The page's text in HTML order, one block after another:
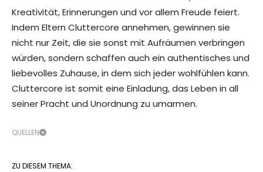
Kreativität, Erinnerungen und vor allem Freude feiert.
Indem Eltern Cluttercore annehmen, gewinnen sie
nicht nur Zeit, die sie sonst mit Aufräumen verbringen
würden, sondern schaffen auch ein authentisches und
liebevolles Zuhause, in dem sich jeder wohlfühlen kann.
Cluttercore ist somit eine Einladung, das Leben in all
seiner Pracht und Unordnung zu umarmen.
QUELLEN
ZU DIESEM THEMA: